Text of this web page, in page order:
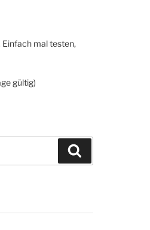
mal testen,
gültig)